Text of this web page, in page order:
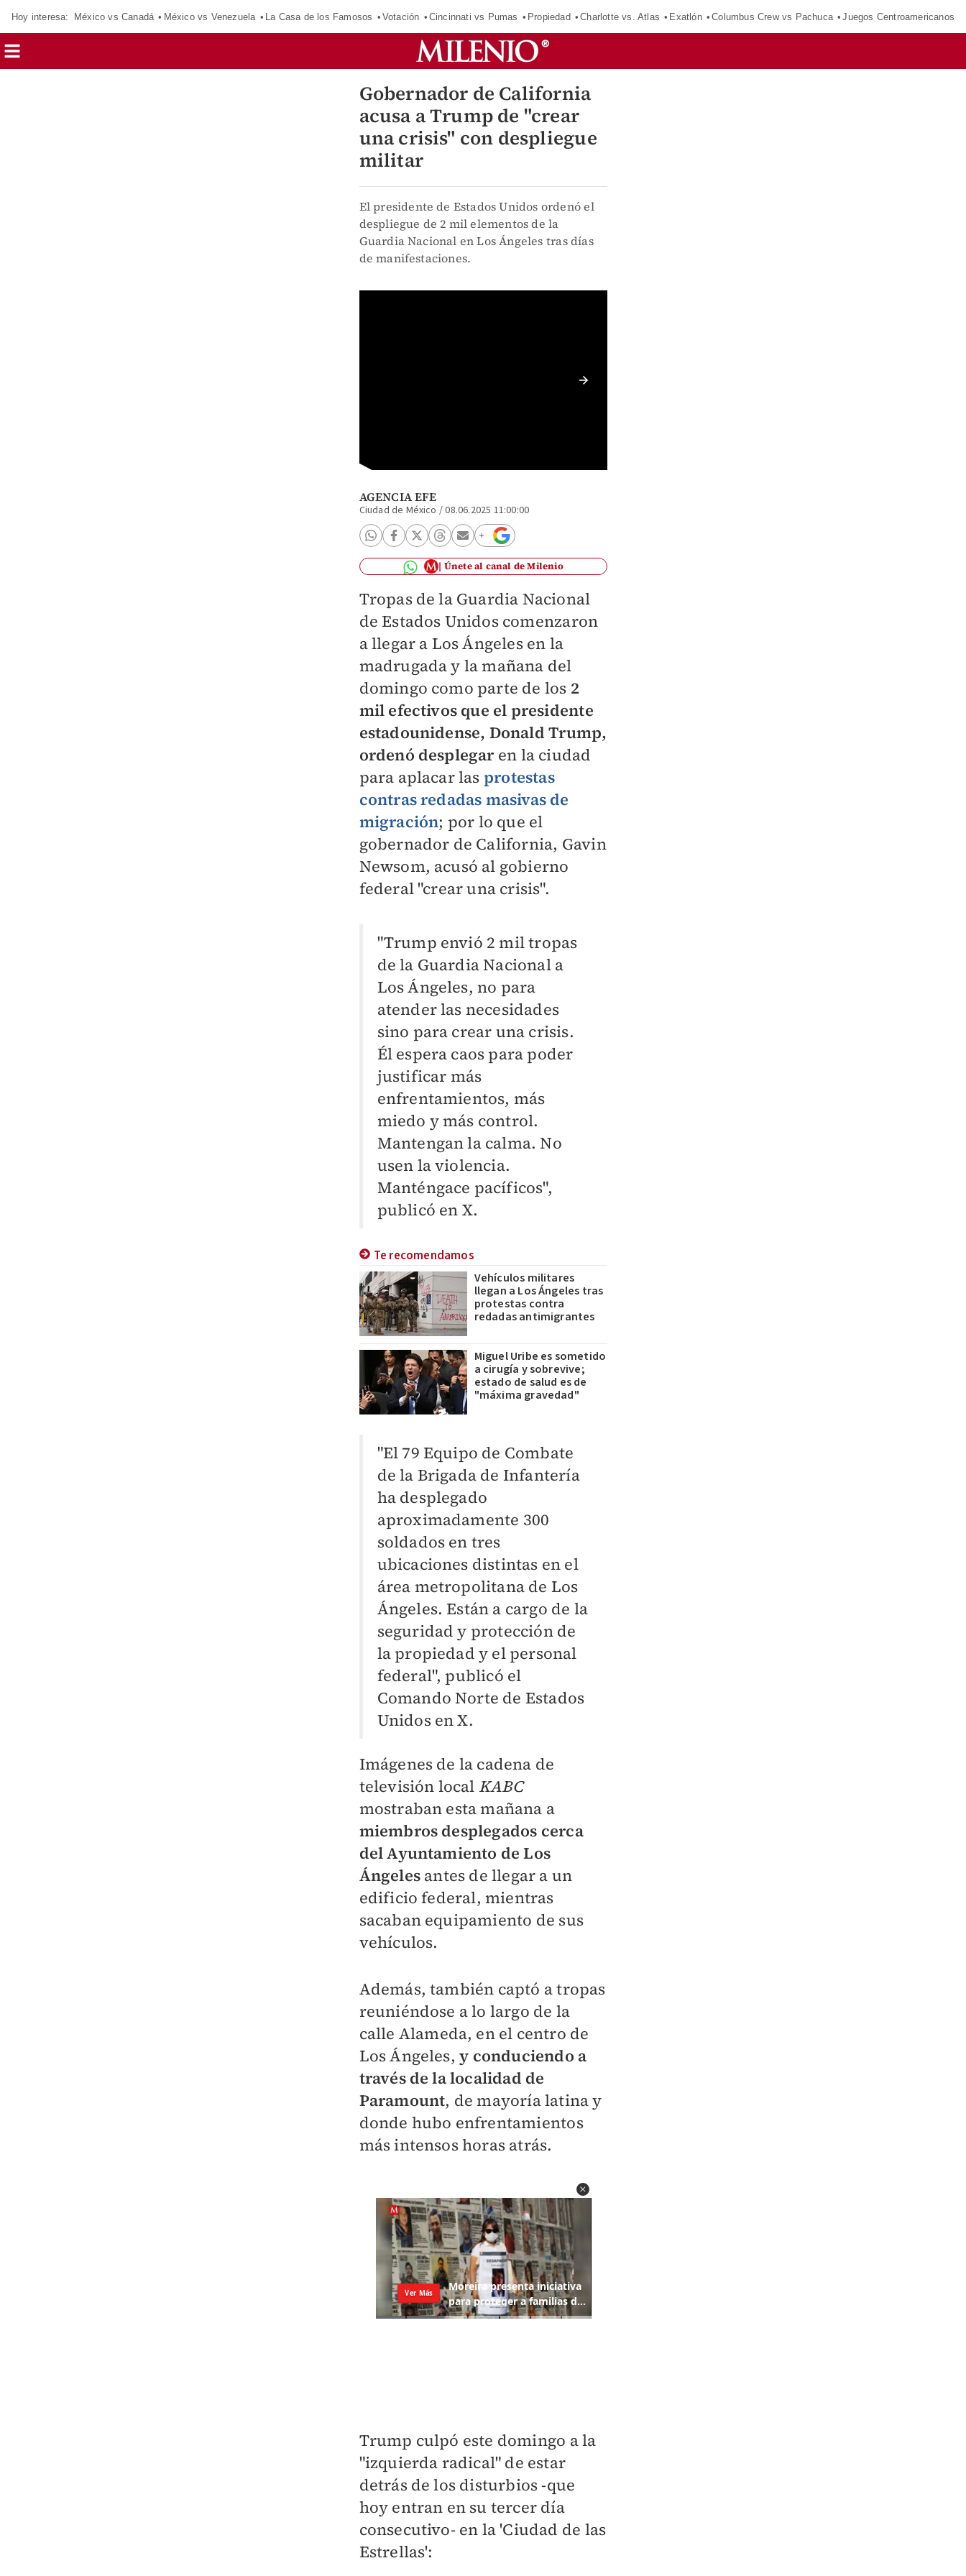
Hoy interesa: México vs Canadá México vs Venezuela La Casa de los Famosos Votación Cincinnati vs Pumas Propiedad Charlotte vs. Atlas Exatlón Columbus Crew vs Pachuca Juegos Centroamericanos
Gobernador de California
acusa a Trump de "crear
una crisis" con despliegue
militar
El presidente de Estados Unidos ordenó el
despliegue de 2 mil elementos de la
Guardia Nacional en Los Ángeles tras días
de manifestaciones.
AGENCIA EFE
Ciudad de México /08.06.2025 11:00:00
Únete al canal de Milenio
Tropas de la Guardia Nacional
de Estados Unidos comenzaron
a llegar a Los Ángeles en la
madrugada y la mañana del
domingo como parte de los 2
mil efectivos que el presidente
estadounidense, Donald Trump,
ordenó desplegaren la ciudad
para aplacar las protestas
contras redadas masivas de
migración; por lo que el
gobernador de California, Gavin
Newsom, acusó al gobierno
federal "crear una crisis".
"Trump envió 2 mil tropas
de la Guardia Nacional a
Los Ángeles, no para
atender las necesidades
sino para crear una crisis.
Él espera caos para poder
justificar más
enfrentamientos, más
miedo y más control.
Mantengan la calma. No
usen la violencia.
Manténgace pacíficos",
publicó en X.
Te recomendamos
Vehículos militares
llegan a Los Ángeles tras
protestas contra
redadas antimigrantes
Miguel Uribe es sometido
a cirugía y sobrevive;
estado de salud es de
"máxima gravedad"
"El 79 Equipo de Combate
de la Brigada de Infantería
ha desplegado
aproximadamente 300
soldados en tres
ubicaciones distintas en el
área metropolitana de Los
Ángeles. Están a cargo de la
seguridad y protección de
la propiedad y el personal
federal", publicó el
Comando Norte de Estados
Unidos en X.
Imágenes de la cadena de
televisión local KABC
mostraban esta mañana a
miembros desplegados cerca
del Ayuntamiento de Los
Ángeles antes de llegar a un
edificio federal, mientras
sacaban equipamiento de sus
vehículos.
Además, también captó a tropas
reuniéndose a lo largo de la
calle Alameda, en el centro de
Los Ángeles,y conduciendo a
través de la localidad de
Paramount, de mayoría latina y
donde hubo enfrentamientos
más intensos horas atrás.
Trump culpó este domingo a la
"izquierda radical" de estar
detrás de los disturbios -que
hoy entran en su tercer día
consecutivo- en la 'Ciudad de las
Estrellas':